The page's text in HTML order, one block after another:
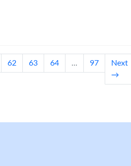
62 63 64 ... 97
Next
→